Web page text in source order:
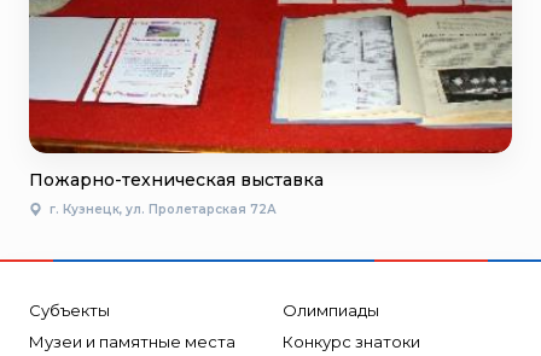
Пожарно-техническая выставка
г. Кузнецк, ул. Пролетарская 72А
Субъекты
Музеи и памятные места
Олимпиады
Конкурс знатоки